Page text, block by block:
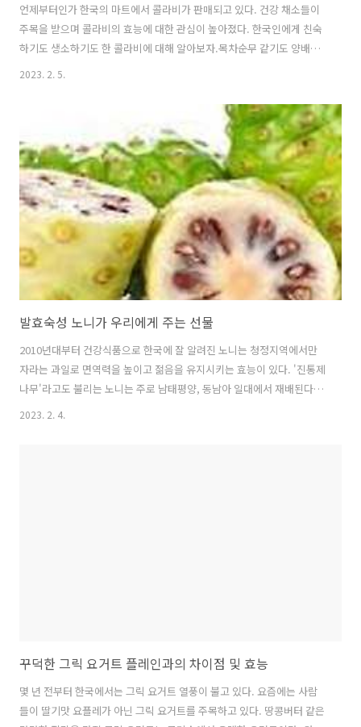
언제부터인가 한국의 마트에서 콜라비가 판매되고 있다. 건강 채소들이
주목을 받으며 콜라비의 효능에 대한 관심이 높아졌다. 한국인에게 친숙
하기도 생소하기도 한 콜라비에 대해 알아보자.목차순무 같기도 양배추
같기도 한 콜라비에 대해 알아보자의외로 많은 콜라비의 효능효능에 반
3가지 방법순무 같기도 양배추같기도 한 콜라비에 대해 알아보자콜라비
는 순무와 양배추를 교배하여 만들어진 채소이다. 콜은 독일어로 양배추
를 의미하고 라비는 순무를 의미한다. 콜라비는 이 두 채소의 합성어이
다. 무의 단단한 조직력을 갖고 있어 무와 비슷한 크런치한 식감이며 맵
고 아린 맛이 아닌 단맛만 존재하여 생으로 섭취하기도 하고 샐러드나 요
리에 활용되고 있다. 콜라비는..
2023. 2. 5.
발효숙성 노니가 우리에게 주는 선물
2010년대부터 건강식품으로 한국에 잘 알려진 노니는 청정지역에서만
자라는 과일로 면역력을 높이고 젊음을 유지시키는 효능이 있다. '진통제
나무'라고도 불리는 노니는 주로 남태평양, 동남아 일대에서 재배된다.
노니는 상처를 치유하고 열을 내리는데 효과가 있는 민간 약재로 활용되
2023. 2. 4.
꾸덕한 그릭 요거트 플레인과의 차이점 및 효능
몇 년 전부터 한국에서는 그릭 요거트 열풍이 불고 있다. 요즘에는 사람
들이 딸기맛 요플레가 아닌 그릭 요거트를 주목하고 있다. 땅콩버터 같은